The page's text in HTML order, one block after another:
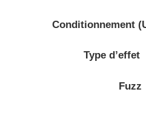
Conditionnement
Type d’effet
Fuzz